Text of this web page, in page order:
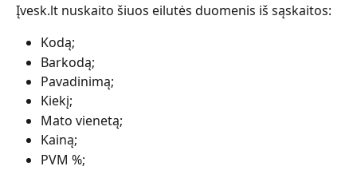
Įvesk.lt nuskaito šiuos eilutės duomenis iš sąskaitos:
Kodą;
Barkodą;
Pavadinimą;
Kiekį;
Mato vienetą;
Kainą;
PVM %;